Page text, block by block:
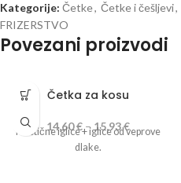
Kategorije: Četke, Četke i češljevi,
FRIZERSTVO
Povezani proizvodi
Četka za kosu
14,60€ –15,93€
Plastične iglice + iglice od veprove
dlake.